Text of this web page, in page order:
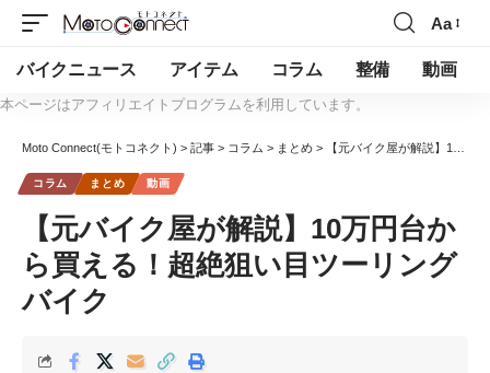
Aa
バイクニュース アイテム コラム 整備 動画
本ページはアフィリエイトプログラムを利用しています。
Moto Connect(モトコネクト) > 記事 > コラム > まとめ > 【元バイク屋が解説】10万円台から買える！超絶狙い目ツーリングバイク
コラム まとめ 動画
【元バイク屋が解説】10万円台か
ら買える！超絶狙い目ツーリング
バイク